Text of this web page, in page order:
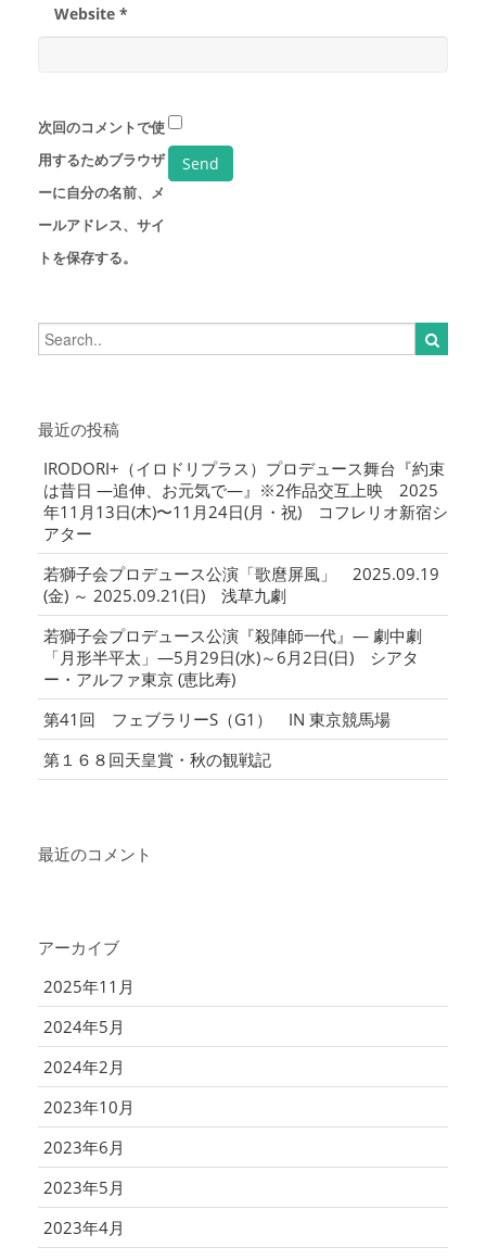
Website *
次回のコメントで使
用するためブラウザ
ーに自分の名前、メ
ールアドレス、サイ
トを保存する。
最近の投稿
IRODORI+（イロドリプラス）プロデュース舞台『約束
は昔日 ―追伸、お元気で―』※2作品交互上映 2025
年11月13日(木)〜11月24日(月・祝) コフレリオ新宿シ
アター
若獅子会プロデュース公演「歌麿屏風」 2025.09.19
(金) ～ 2025.09.21(日) 浅草九劇
若獅子会プロデュース公演『殺陣師一代』― 劇中劇
「月形半平太」―5月29日(水)～6月2日(日) シアタ
ー・アルファ東京 (恵比寿)
第41回 フェブラリーS（G1） IN 東京競馬場
第１６８回天皇賞・秋の観戦記
最近のコメント
アーカイブ
2025年11月
2024年5月
2024年2月
2023年10月
2023年6月
2023年5月
2023年4月